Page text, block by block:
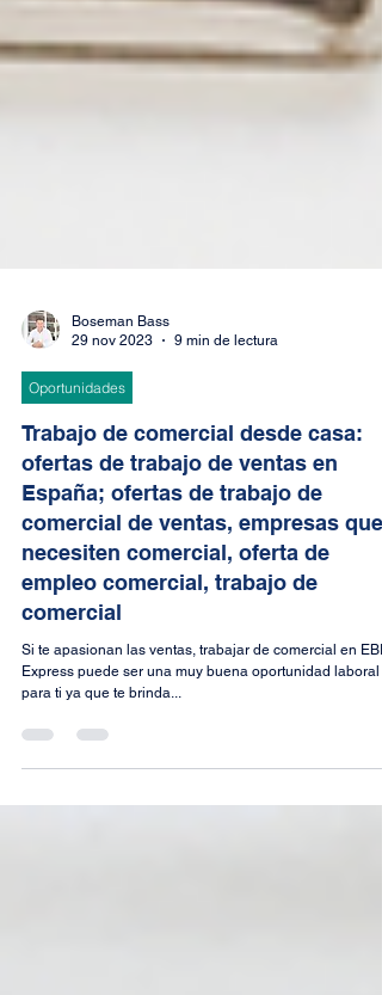
29 nov 2023
Oportunidades
Trabajo de comercial desde casa:
ofertas de trabajo de ventas en
España; ofertas de trabajo de
comercial de ventas, empresas que
necesiten comercial, oferta de
empleo comercial, trabajo de
comercial
Si te apasionan las ventas, trabajar de comercial en EBEP
para ti ya que te brinda...